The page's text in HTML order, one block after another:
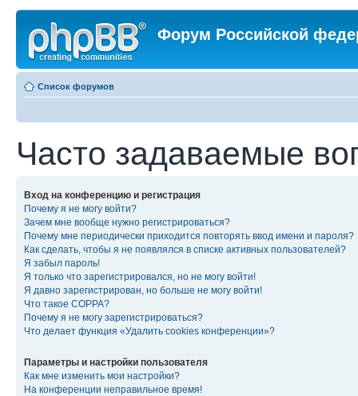
Форум Российской
Список форумов
Часто задаваемые
Вход на конференцию и регистрация
Почему я не могу войти?
Зачем мне вообще нужно регистрироваться?
Почему мне периодически приходится повторять ввод имени и пароля?
Как сделать, чтобы я не появлялся в списке активных пользователей?
Я забыл пароль!
Я только что зарегистрировался, но не могу войти!
Я давно зарегистрирован, но больше не могу войти!
Что такое COPPA?
Почему я не могу зарегистрироваться?
Что делает функция «Удалить cookies конференции»?
Параметры и настройки пользователя
Как мне изменить мои настройки?
На конференции неправильное время!